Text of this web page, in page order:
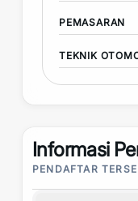
PEMASARAN
TEKNIK
Informasi
PENDAFTAR